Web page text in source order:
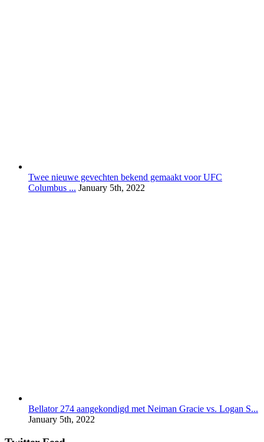
Twee nieuwe gevechten bekend gemaakt voor UFC
Columbus ... January 5th, 2022
Bellator 274 aangekondigd met Neiman Gracie vs. Logan S...
January 5th, 2022